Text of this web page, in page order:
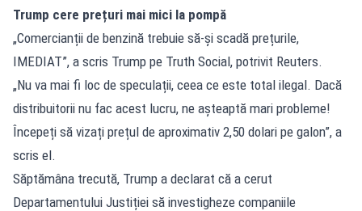
Trump cere prețuri mai mici la pompă
„Comercianții de benzină trebuie să-și scadă prețurile,
IMEDIAT”, a scris Trump pe Truth Social, potrivit Reuters.
„Nu va mai fi loc de speculații, ceea ce este total ilegal. Dacă
distribuitorii nu fac acest lucru, ne așteaptă mari probleme!
Începeți să vizați prețul de aproximativ 2,50 dolari pe galon”, a
scris el.
Săptămâna trecută, Trump a declarat că a cerut
Departamentului Justiției să investigheze companiile